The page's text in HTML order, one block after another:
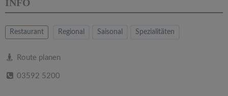
INFO
Restaurant Regional Saisonal Spezialitäten
Route planen
03592 5200
i
g